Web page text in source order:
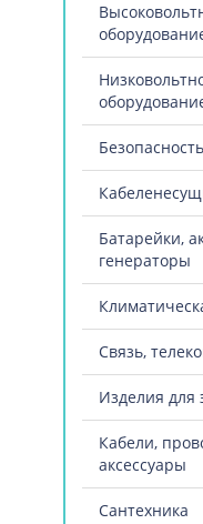
Батарейки,
генераторы
Связь,
Изделия для
Кабели,
аксессуары
Сантехника